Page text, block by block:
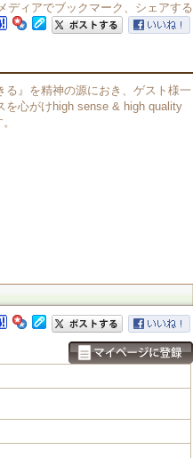
ディアでブックマーク、シェアする
る』を精神の源におき、ゲスト様一
を心がけhigh sense & high quality